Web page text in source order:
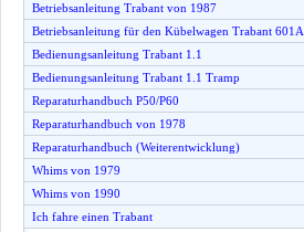
Betriebsanleitung Trabant von 1987
Betriebsanleitung für den Kübelwagen Trabant 601A
Bedienungsanleitung Trabant 1.1
Bedienungsanleitung Trabant 1.1 Tramp
Reparaturhandbuch P50/P60
Reparaturhandbuch von 1978
Reparaturhandbuch (Weiterentwicklung)
Whims von 1979
Whims von 1990
Ich fahre einen Trabant